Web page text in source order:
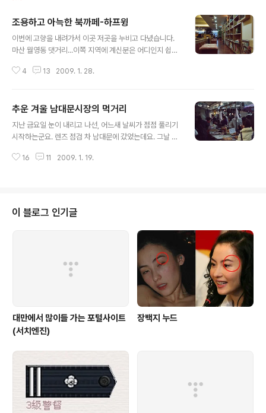
조용하고 아늑한 북까페-하프윙
이번에 고향을 내려가서 이곳 저곳을 누비고 다녔습니다.
마산 월영동 댓거리...이쪽 지역에 계신분은 어디인지 쉽게
색 간판으로 쉽게 찾을 수 있습니다. 물론 서울 삼청동 북까
살펴봐도 읽고 싶은 책들이 참 많더군요. 만화 하프윙 작가
인 이종은님이 직접 운영하는 거라고 하더군요.^^ 무엇보
다 푹신한 자리도 맘에 들었습니다. 게다가 주문한 커피 맛
커피향을 제대로 맛 볼 수 있었어요. 아이스 까페모카와 따
4 13 2009. 1. 28.
추운 겨울 남대문시장의 먹거리
지난 금요일 눈이 내리고 나선, 어느새 날씨가 점점 풀리기
시작하는군요. 렌즈 점검 차 남대문에 갔었는데요. 그날 그
요. 다양한 모양과 색깔 그리고 맛도 틀린 만두가 증기로 따
고 있네요 동글동글 반죽되어 구워지길 대기하고 있는 호
떡반죽까지요~^^ 그리고 먹자골목에는 다양한 샘플모형
의 음식들이 즐비합니다. 특히 외국인들이 남대문을 많이
찾다보니 이런 샘플들이 가게 입구에 많이 진열되어 있습
니다. 먹음직스럽게 보이긴 하지만, 안에는 과연 맛이 있을
까?? 라는 생각도 가지게 되구요 각종 튀김류와 ..
16 11 2009. 1. 19.
이 블로그 인기글
대만에서 많이들 가는 포털사이트
(서치엔진)
장백지 누드